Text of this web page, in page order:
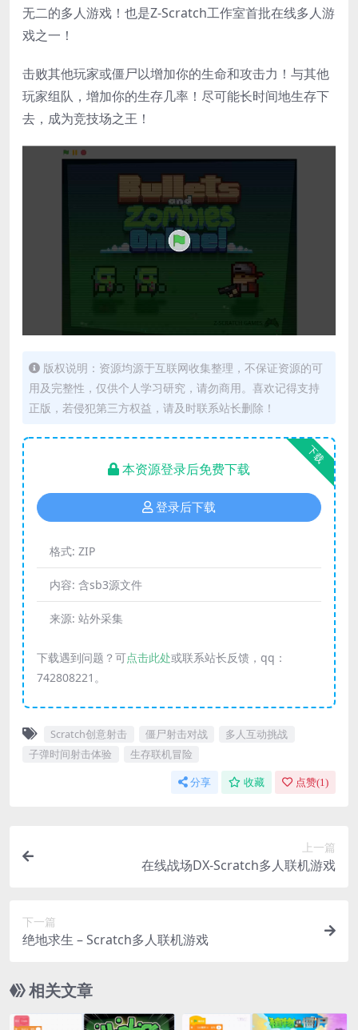
无二的多人游戏！也是Z-Scratch工作室首批在线多人游
戏之一！
击败其他玩家或僵尸以增加你的生命和攻击力！与其他
玩家组队，增加你的生存几率！尽可能长时间地生存下
去，成为竞技场之王！
版权说明：资源均源于互联网收集整理，不保证资源的可
用及完整性，仅供个人学习研究，请勿商用。喜欢记得支持
正版，若侵犯第三方权益，请及时联系站长删除！
下载
本资源登录后免费下载
登录后下载
格式: ZIP
内容: 含sb3源文件
来源: 站外采集
下载遇到问题？可点击此处或联系站长反馈，qq：
742808221。
Scratch创意射击 僵尸射击对战
多人互动挑战
子弹时间射击体验
生存联机冒险
分享 收藏 点赞(1 )
上一篇
在线战场DX-Scratch多人联机游戏
下一篇
绝地求生 – Scratch多人联机游戏
相关文章